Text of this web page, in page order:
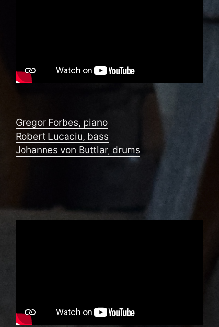
Gregor Forbes, piano
Robert Lucaciu, bass
Johannes von Buttlar, drums